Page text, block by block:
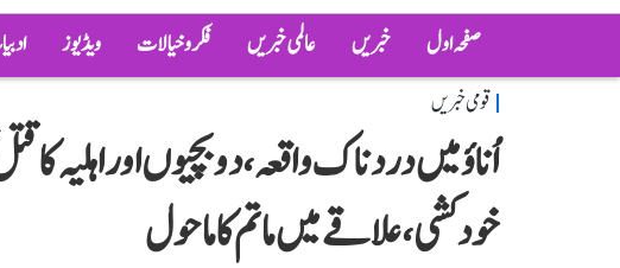
صفحہ اول خبریں عالمی خبریں فکر و خیالات ویڈیوز
قومی خبریں
اُناؤ میں دردناک واقعہ، دو بچیوں اور اہلیہ
خودکشی، علاقے میں ماتم کا ماحول